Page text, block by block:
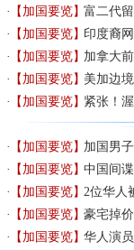
【加国要览】富二代
【加国要览】印度裔
【加国要览】加拿大
【加国要览】美加边
【加国要览】紧张！
【加国要览】加国男
【加国要览】中国间
【加国要览】2位华人
【加国要览】豪宅掉
【加国要览】华人演